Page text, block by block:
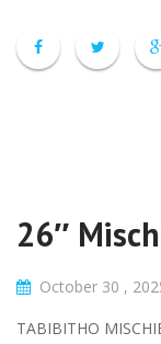
26″
October 30 ,
TABIBITHO